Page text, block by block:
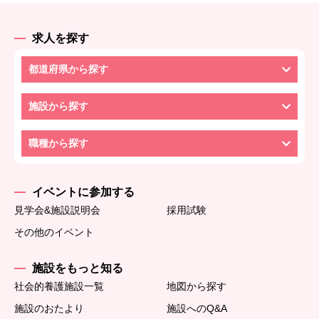
求人を探す
都道府県から探す
施設から探す
職種から探す
イベントに参加する
見学会&施設説明会
採用試験
その他のイベント
施設をもっと知る
社会的養護施設一覧
地図から探す
施設のおたより
施設へのQ&A